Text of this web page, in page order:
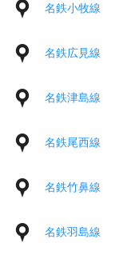
名鉄小牧線
名鉄広見線
名鉄津島線
名鉄尾西線
名鉄竹鼻線
名鉄羽島線